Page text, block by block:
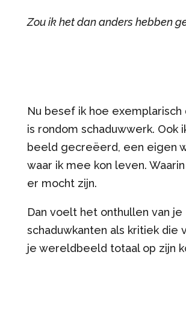
Zou ik het dan anders hebben
Nu besef ik hoe exemplarisch
is rondom schaduwwerk. Ook
beeld gecreëerd, een eigen
waar ik mee kon leven.
er mocht zijn.
Dan voelt het onthullen van je
schaduwkanten als kritiek die
je wereldbeeld totaal op zijn